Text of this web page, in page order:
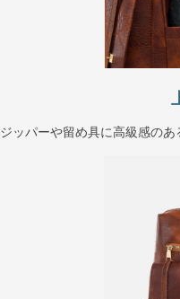
ジッパーや留め具に高級感の